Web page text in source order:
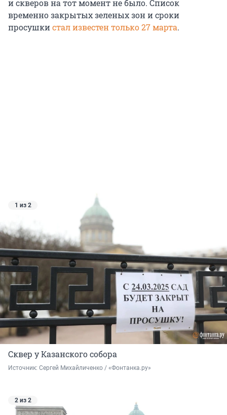
и скверов на тот момент не было. Список
временно закрытых зеленых зон и сроки
просушкистал известен только 27 марта.
1 из 2
Сквер у Казанского собора
Источник: Сергей Михайличенко / «Фонтанка.ру»
2 из 2